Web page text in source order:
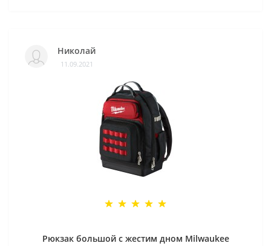
Николай
11.09.2021
Рюкзак большой с жестим дном Milwaukee